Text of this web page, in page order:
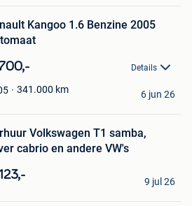
Kangoo 1.6 Benzine 2005
Details
341.000 km 6 jun 26
Volkswagen T1 samba,
cabrio en andere VW's
9 jul 26